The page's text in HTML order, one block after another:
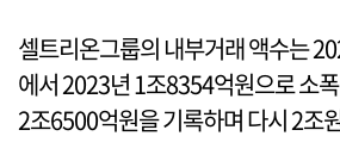
셀트리온그룹의 내부거래 액수는
에서 2023년 1조8354억원으로 소
2조6500억원을 기록하며 다시 2조